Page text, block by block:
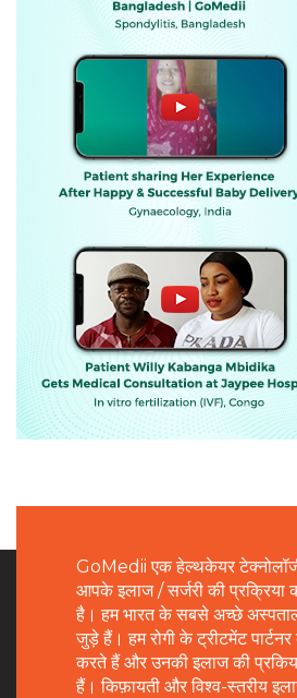
GoMedii एक हेल्थकेयर
आपके इलाज / सर्जरी की प्रक्रिया
है। हम भारत के सबसे अच्छे
जुड़े हैं। हम रोगी के ट्रीटमेंट
करते हैं और उनकी इलाज की
हैं। किफ़ायती और विश्व-स्तरीय